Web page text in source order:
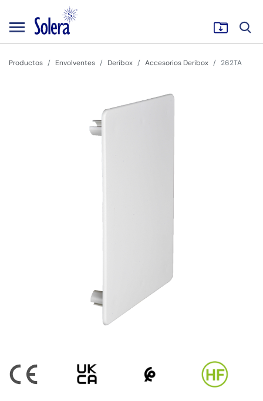
Productos Envolventes Deribox Accesorios Deribox 262TA